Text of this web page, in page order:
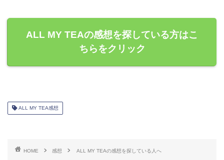
ALL MY TEAの感想を探している方はこ
ちらをクリック
ALL MY TEA感想
HOME 感想 ALL MY TEAの感想を探している人へ